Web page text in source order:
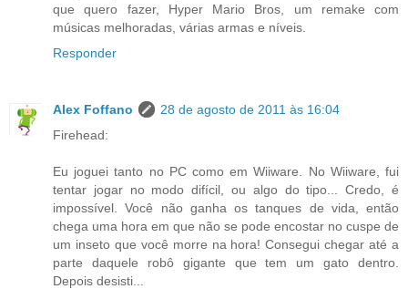
que quero fazer, Hyper Mario Bros, um remake com
músicas melhoradas, várias armas e níveis.
Responder
Alex Foffano
28 de agosto de 2011 às 16:04
Firehead:
Eu joguei tanto no PC como em Wiiware. No Wiiware, fui
tentar jogar no modo difícil, ou algo do tipo... Credo, é
impossível. Você não ganha os tanques de vida, então
chega uma hora em que não se pode encostar no cuspe de
um inseto que você morre na hora! Consegui chegar até a
parte daquele robô gigante que tem um gato dentro.
Depois desisti...